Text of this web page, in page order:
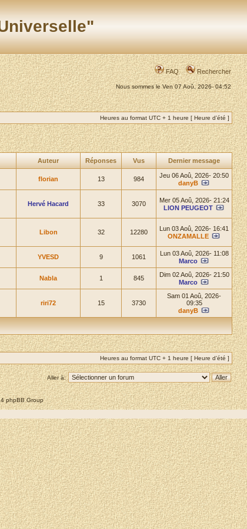
FAQ Rechercher
Nous sommes le Ven 07 Aoû, 2026- 04:52
Heures au format UTC + 1 heure [ Heure d’été ]
Auteur Réponses Vus Dernier message
florian 13 984
Jeu 06 Aoû, 2026- 20:50
danyB
Hervé Hacard 33 3070
Mer 05 Aoû, 2026- 21:24
LION PEUGEOT
Libon 32 12280
Lun 03 Aoû, 2026- 16:41
ONZAMALLE
YVESD 9 1061
Lun 03 Aoû, 2026- 11:08
Marco
Nabla 1 845
Dim 02 Aoû, 2026- 21:50
Marco
riri72 15 3730
Sam 01 Aoû, 2026-
09:35
danyB
Heures au format UTC + 1 heure [ Heure d’été ]
Aller à:
phpBB Group